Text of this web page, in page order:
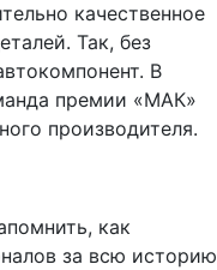
качественное
Так, без
В
премии «МАК»
производителя.
как
за всю историю